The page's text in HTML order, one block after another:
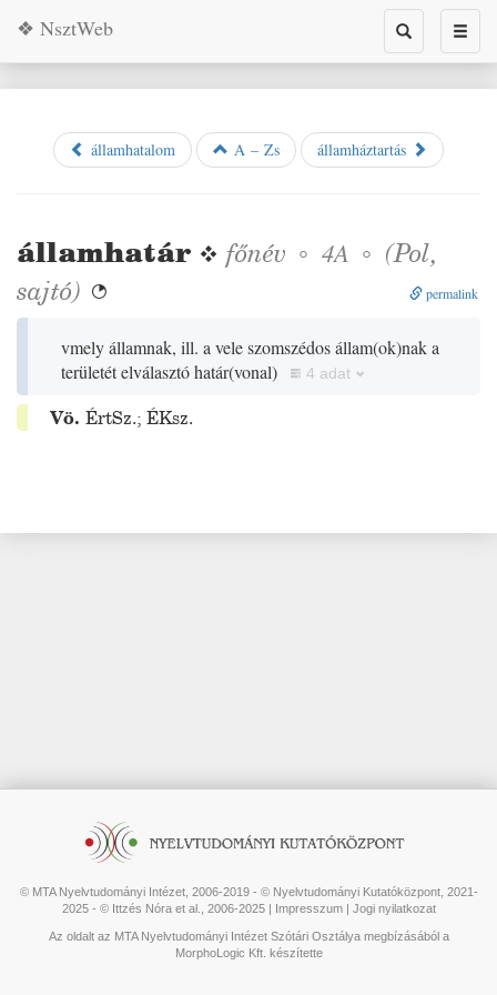
Toggle
search
❖ NsztWeb
államhatalom A – Zs államháztartás
államhatár ❖ főnév ◦ 4A ◦ (Pol,
sajtó)  permalink
vmely államnak, ill. a vele szomszédos állam(ok)nak a
területét elválasztó határ(vonal) 4 adat
Vö. ÉrtSz.; ÉKsz.
© MTA Nyelvtudományi Intézet, 2006-2019 - © Nyelvtudományi Kutatóközpont, 2021-
2025 - © Ittzés Nóra et al., 2006-2025 | Impresszum| Jogi nyilatkozat
Az oldalt az MTA Nyelvtudományi Intézet Szótári Osztálya megbízásából a
MorphoLogic Kft. készítette